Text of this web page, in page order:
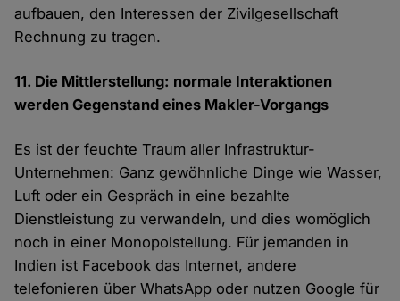
aufbauen, den Interessen der Zivilgesellschaft
Rechnung zu tragen.
11. Die Mittlerstellung: normale Interaktionen
werden Gegenstand eines Makler-Vorgangs
Es ist der feuchte Traum aller Infrastruktur-
Unternehmen: Ganz gewöhnliche Dinge wie Wasser,
Luft oder ein Gespräch in eine bezahlte
Dienstleistung zu verwandeln, und dies womöglich
noch in einer Monopolstellung. Für jemanden in
Indien ist Facebook das Internet, andere
telefonieren über WhatsApp oder nutzen Google für